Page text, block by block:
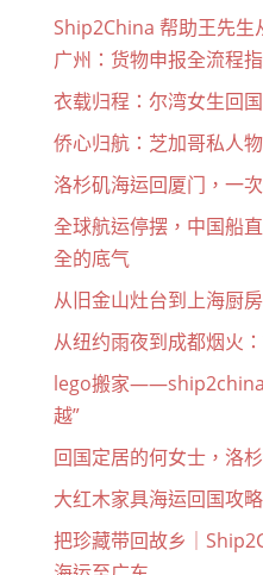
Ship2China 帮助王先生
广州：货物申报全流程
衣载归程：尔湾女生回
侨心归航：芝加哥私人
洛杉矶海运回厦门，一
全球航运停摆，中国船
全的底气
从旧金山灶台到上海厨
从纽约雨夜到成都烟火
lego搬家——ship2china
越”
回国定居的何女士，洛
大红木家具海运回国攻略
把珍藏带回故乡｜